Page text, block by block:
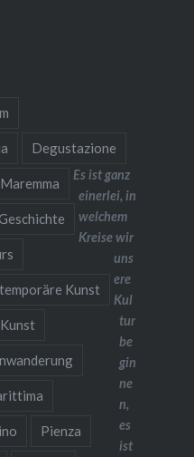
Degustazione
Kunst
Kunst
Pienza
Es ist ganz
einerlei, in
welchem
Kreise wir
uns
ere
Kul
tur
be
gin
ne
n,
es
ist